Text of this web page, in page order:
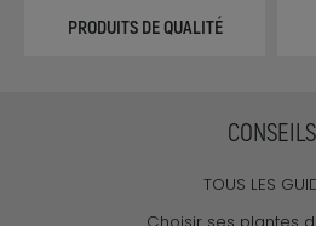
PRODUITS DE QUALITÉ
CONSEILS
TOUS LES